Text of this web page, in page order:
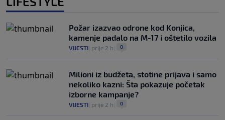
Požar izazvao odrone kod Konjica,
kamenje padalo na M-17 i oštetilo vozila
VIJESTI prije 2 h 0
Milioni iz budžeta, stotine prijava i samo
nekoliko kazni: Šta pokazuje početak
izborne kampanje?
VIJESTI prije 2 h 0